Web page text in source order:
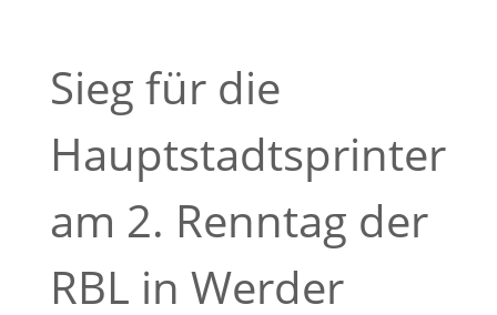
Sieg für die
Hauptstadtsprinter
am 2. Renntag der
RBL in Werder